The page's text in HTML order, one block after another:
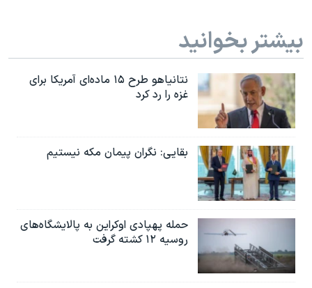
همایش محافظه‌کاران آمریکا «سی‌پک»
سفر پرزیدنت ترامپ به چین
بیشتر بخوانید
نتانیاهو طرح ۱۵ ماده‌ای آمریکا برای
غزه را رد کرد
بقایی: نگران پیمان مکه نیستیم
حمله پهپادی اوکراین به پالایشگاه‌های
روسیه ۱۲ کشته گرفت